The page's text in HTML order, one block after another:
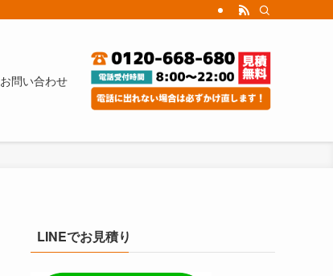
お問い合わせ
LINEでお見積り